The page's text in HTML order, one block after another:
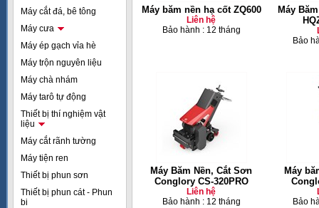
Máy cắt đá, bê tông
Máy cưa
Máy ép gạch vỉa hè
Máy trộn nguyên liệu
Máy chà nhám
Máy tarô tự động
Thiết bị thí nghiệm vật
liệu
Máy cắt rãnh tường
Máy tiện ren
Thiết bị phun sơn
Thiết bị phun cát - Phun
bi
Máy băm nền hạ cốt ZQ600
Liên hệ
Bảo hành : 12 tháng
Máy
Bảo
Máy Băm Nền, Cắt Sơn
Conglory CS-320PRO
Liên hệ
Bảo hành : 12 tháng
Máy
Bảo